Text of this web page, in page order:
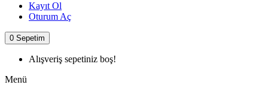
Kayıt Ol
Oturum Aç
0 Sepetim
Alışveriş sepetiniz boş!
Menü